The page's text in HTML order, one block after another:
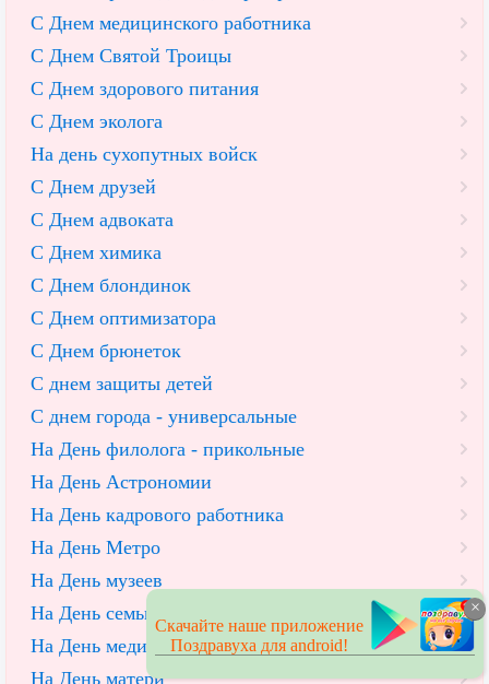
С Днем медицинского работника
С Днем Святой Троицы
С Днем здорового питания
С Днем эколога
На день сухопутных войск
С Днем друзей
С Днем адвоката
С Днем химика
С Днем блондинок
С Днем оптимизатора
С Днем брюнеток
С днем защиты детей
С днем города - универсальные
На День филолога - прикольные
На День Астрономии
На День кадрового работника
На День Метро
На День музеев
На День семьи
На День медицинских сестер
На День матери
×
Скачайте наше приложение
Поздравуха для android!